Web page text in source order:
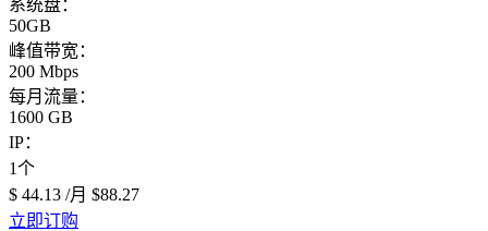
系统盘：
50GB
峰值带宽：
200 Mbps
每月流量：
1600 GB
IP：
1个
$ 44.13 /月 $88.27
立即订购